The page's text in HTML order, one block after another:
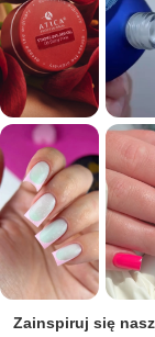
Zainspiruj się